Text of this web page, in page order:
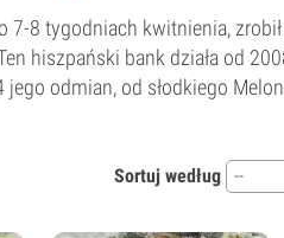
8 tygodniach kwitnienia,
hiszpański bank działa od
odmian, od słodkiego
Sortuj według --